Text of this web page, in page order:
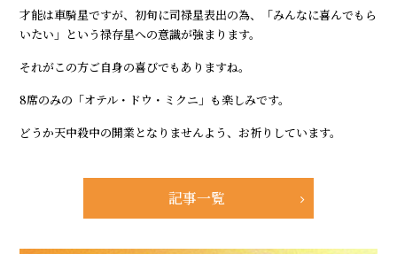
才能は車騎星ですが、初旬に司禄星表出の為、「みんなに喜んでもら
いたい」という禄存星への意識が強まります。
それがこの方ご自身の喜びでもありますね。
8席のみの「オテル・ドウ・ミクニ」も楽しみです。
どうか天中殺中の開業となりませんよう、お祈りしています。
記事一覧